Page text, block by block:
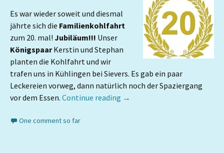
Es war wieder soweit und diesmal
jährte sich die Familienkohlfahrt
zum 20. mal! Jubiläum!!! Unser
KönigspaarKerstin und Stephan
planten die Kohlfahrt und wir
trafen uns in Kühlingen bei Sievers. Es gab ein paar
Leckereien vorweg, dann natürlich noch der Spaziergang
vor dem Essen. Continue reading →
One comment so far